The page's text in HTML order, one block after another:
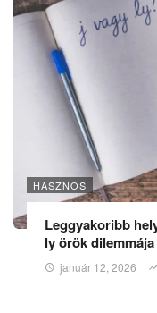
HASZNOS
Leggyakoribb
ly örök
január 12, 2026